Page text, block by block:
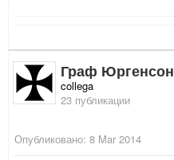
Граф Юргенсон
collega
23 публикации
Опубликовано: 8 Mar 2014